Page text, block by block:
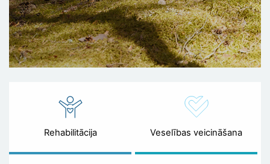
Rehabilitācija Veselības veicināšana